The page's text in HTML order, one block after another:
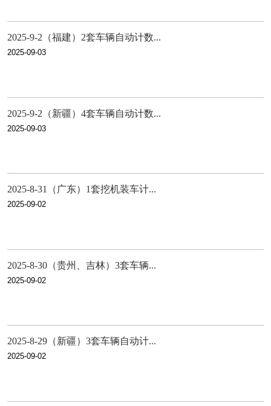
2025-9-2（福建）2套车辆自动计数...
2025-09-03
2025-9-2（新疆）4套车辆自动计数...
2025-09-03
2025-8-31（广东）1套挖机装车计...
2025-09-02
2025-8-30（贵州、吉林）3套车辆...
2025-09-02
2025-8-29（新疆）3套车辆自动计...
2025-09-02